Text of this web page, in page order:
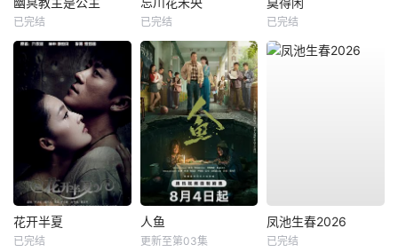
已完结 已完结 已完结
花开半夏
已完结
人鱼
更新至第03集
凤池生春2026
已完结